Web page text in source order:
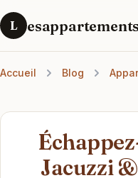
L
Accueil Blog
Jacuzzi